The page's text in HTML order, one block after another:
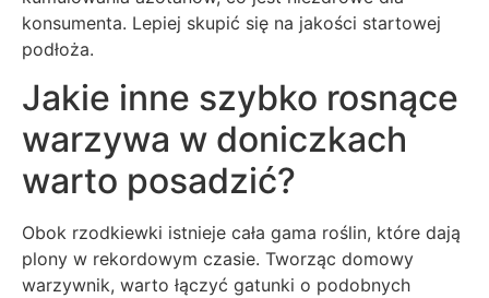
konsumenta. Lepiej skupić się na jakości startowej
podłoża.
Jakie inne szybko rosnące
warzywa w doniczkach
warto posadzić?
Obok rzodkiewki istnieje cała gama roślin, które dają
plony w rekordowym czasie. Tworząc domowy
warzywnik, warto łączyć gatunki o podobnych